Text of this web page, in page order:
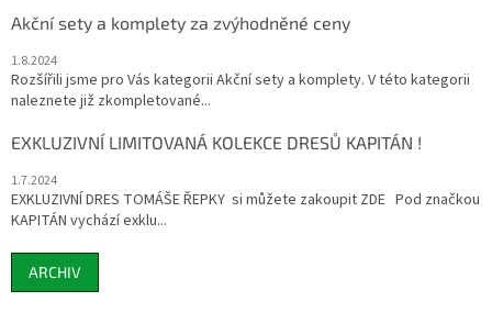
Akční sety a komplety za zvýhodněné ceny
1.8.2024
Rozšířili jsme pro Vás kategorii Akční sety a komplety. V této kategorii
naleznete již zkompletované...
EXKLUZIVNÍ LIMITOVANÁ KOLEKCE DRESŮ KAPITÁN !
1.7.2024
EXKLUZIVNÍ DRES TOMÁŠE ŘEPKY si můžete zakoupit ZDE Pod značkou
KAPITÁN vychází exklu...
ARCHIV